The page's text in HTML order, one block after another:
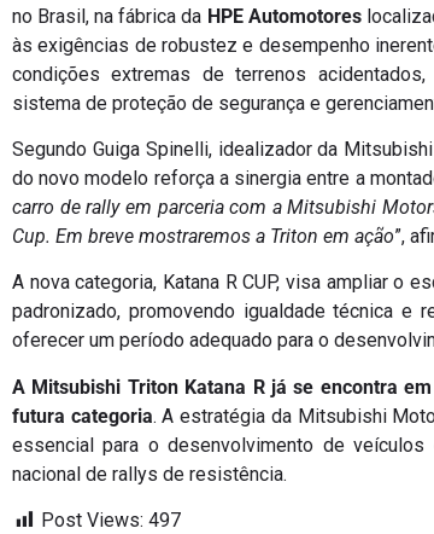
no Brasil, na fábrica da HPE Automotores
às exigências de robustez e desempenho
condições extremas de terrenos
sistema de proteção de segurança e
Segundo Guiga Spinelli, idealizador da
do novo modelo reforça a sinergia entre a
carro de rally em parceria com a Mitsubishi
Cup. Em breve mostraremos a Triton em ação”,
A nova categoria, Katana R CUP, visa ampliar o
padronizado, promovendo igualdade técnica e
oferecer um período adequado para o
A Mitsubishi Triton Katana R já se encontra
futura categoria. A estratégia da Mitsubishi
essencial para o desenvolvimento de
nacional de rallys de resistência.
Post Views: 497